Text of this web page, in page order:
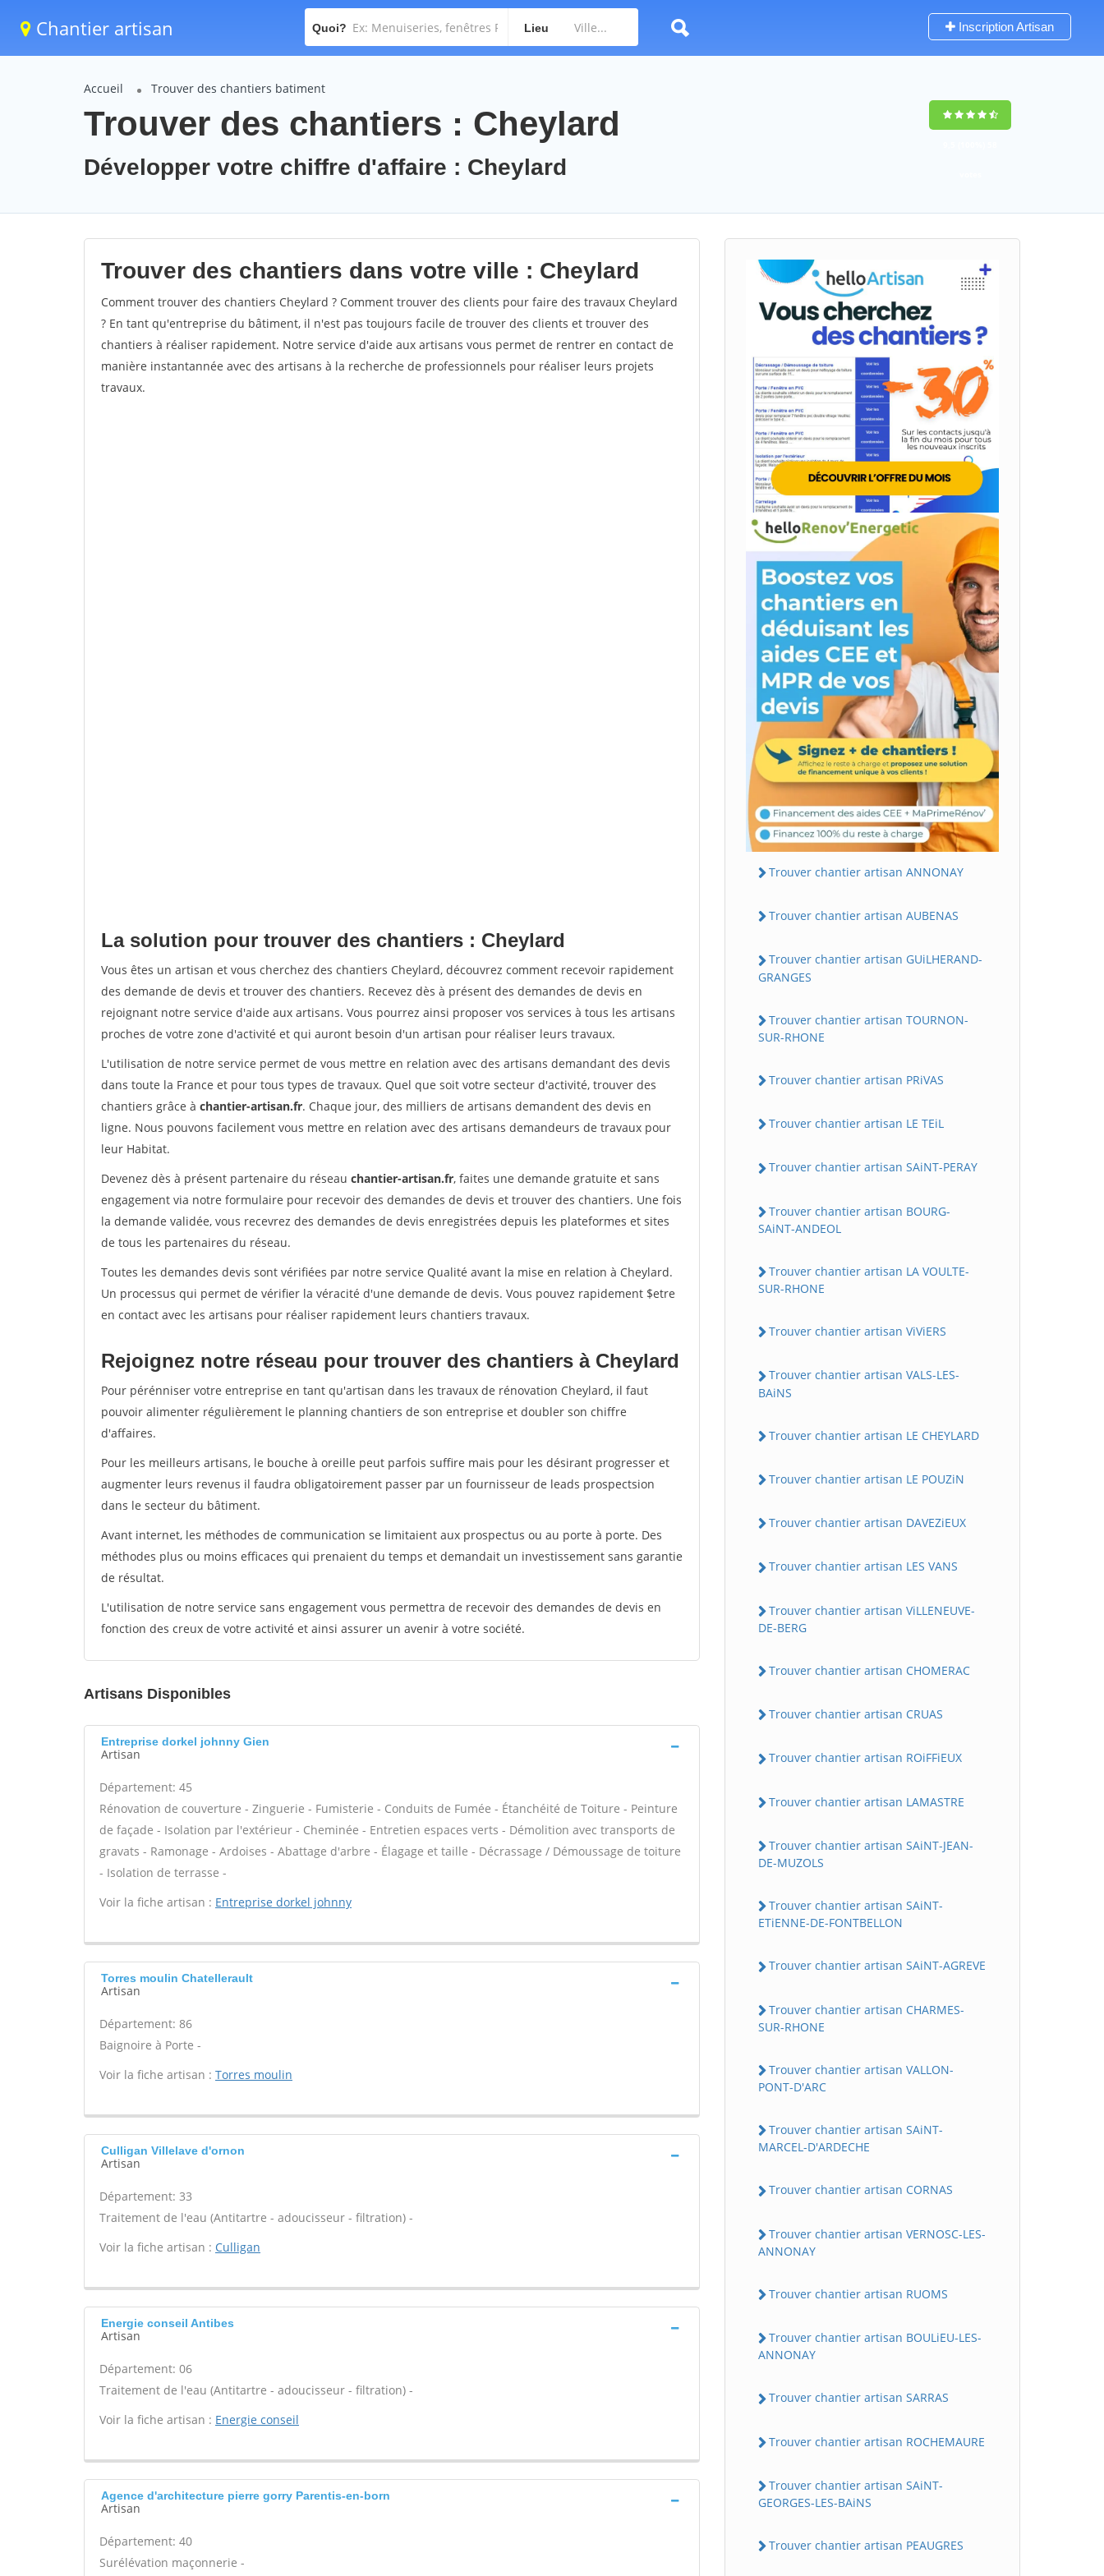
Chantier artisan Quoi? Lieu Inscription Artisan
Accueil Trouver des chantiers batiment
Trouver des chantiers : Cheylard
Développer votre chiffre d'affaire : Cheylard
Trouver des chantiers dans votre ville : Cheylard
Comment trouver des chantiers Cheylard ? Comment trouver des clients pour faire des travaux Cheylard
? En tant qu'entreprise du bâtiment, il n'est pas toujours facile de trouver des clients et trouver des
chantiers à réaliser rapidement. Notre service d'aide aux artisans vous permet de rentrer en contact de
manière instantannée avec des artisans à la recherche de professionnels pour réaliser leurs projets
travaux.
La solution pour trouver des chantiers : Cheylard
Vous êtes un artisan et vous cherchez des chantiers Cheylard, découvrez comment recevoir rapidement
des demande de devis et trouver des chantiers. Recevez dès à présent des demandes de devis en
rejoignant notre service d'aide aux artisans. Vous pourrez ainsi proposer vos services à tous les artisans
proches de votre zone d'activité et qui auront besoin d'un artisan pour réaliser leurs travaux.
L'utilisation de notre service permet de vous mettre en relation avec des artisans demandant des devis
dans toute la France et pour tous types de travaux. Quel que soit votre secteur d'activité, trouver des
chantiers grâce à chantier-artisan.fr. Chaque jour, des milliers de artisans demandent des devis en
ligne. Nous pouvons facilement vous mettre en relation avec des artisans demandeurs de travaux pour
leur Habitat.
Devenez dès à présent partenaire du réseau chantier-artisan.fr, faites une demande gratuite et sans
engagement via notre formulaire pour recevoir des demandes de devis et trouver des chantiers. Une fois
la demande validée, vous recevrez des demandes de devis enregistrées depuis les plateformes et sites
de tous les partenaires du réseau.
Toutes les demandes devis sont vérifiées par notre service Qualité avant la mise en relation à Cheylard.
Un processus qui permet de vérifier la véracité d'une demande de devis. Vous pouvez rapidement $etre
en contact avec les artisans pour réaliser rapidement leurs chantiers travaux.
Rejoignez notre réseau pour trouver des chantiers à Cheylard
Pour pérénniser votre entreprise en tant qu'artisan dans les travaux de rénovation Cheylard, il faut
pouvoir alimenter régulièrement le planning chantiers de son entreprise et doubler son chiffre
d'affaires.
Pour les meilleurs artisans, le bouche à oreille peut parfois suffire mais pour les désirant progresser et
augmenter leurs revenus il faudra obligatoirement passer par un fournisseur de leads prospectsion
dans le secteur du bâtiment.
Avant internet, les méthodes de communication se limitaient aux prospectus ou au porte à porte. Des
méthodes plus ou moins efficaces qui prenaient du temps et demandait un investissement sans garantie
de résultat.
L'utilisation de notre service sans engagement vous permettra de recevoir des demandes de devis en
fonction des creux de votre activité et ainsi assurer un avenir à votre société.
Artisans Disponibles
Entreprise dorkel johnny Gien
Artisan
Département: 45
Rénovation de couverture - Zinguerie - Fumisterie - Conduits de Fumée - Étanchéité de Toiture - Peinture
de façade - Isolation par l'extérieur - Cheminée - Entretien espaces verts - Démolition avec transports de
gravats - Ramonage - Ardoises - Abattage d'arbre - Élagage et taille - Décrassage / Démoussage de toiture
- Isolation de terrasse -
Voir la fiche artisan : Entreprise dorkel johnny
Torres moulin Chatellerault
Artisan
Département: 86
Baignoire à Porte -
Voir la fiche artisan : Torres moulin
Culligan Villelave d'ornon
Artisan
Département: 33
Traitement de l'eau (Antitartre - adoucisseur - filtration) -
Voir la fiche artisan : Culligan
Energie conseil Antibes
Artisan
Département: 06
Traitement de l'eau (Antitartre - adoucisseur - filtration) -
Voir la fiche artisan : Energie conseil
Agence d'architecture pierre gorry Parentis-en-born
Artisan
Département: 40
Surélévation maçonnerie -
Trouver chantier artisan ANNONAY
Trouver chantier artisan AUBENAS
Trouver chantier artisan GUiLHERAND-
GRANGES
Trouver chantier artisan TOURNON-
SUR-RHONE
Trouver chantier artisan PRiVAS
Trouver chantier artisan LE TEiL
Trouver chantier artisan SAiNT-PERAY
Trouver chantier artisan BOURG-
SAiNT-ANDEOL
Trouver chantier artisan LA VOULTE-
SUR-RHONE
Trouver chantier artisan ViViERS
Trouver chantier artisan VALS-LES-
BAiNS
Trouver chantier artisan LE CHEYLARD
Trouver chantier artisan LE POUZiN
Trouver chantier artisan DAVEZiEUX
Trouver chantier artisan LES VANS
Trouver chantier artisan ViLLENEUVE-
DE-BERG
Trouver chantier artisan CHOMERAC
Trouver chantier artisan CRUAS
Trouver chantier artisan ROiFFiEUX
Trouver chantier artisan LAMASTRE
Trouver chantier artisan SAiNT-JEAN-
DE-MUZOLS
Trouver chantier artisan SAiNT-
ETiENNE-DE-FONTBELLON
Trouver chantier artisan SAiNT-AGREVE
Trouver chantier artisan CHARMES-
SUR-RHONE
Trouver chantier artisan VALLON-
PONT-D'ARC
Trouver chantier artisan SAiNT-
MARCEL-D'ARDECHE
Trouver chantier artisan CORNAS
Trouver chantier artisan VERNOSC-LES-
ANNONAY
Trouver chantier artisan RUOMS
Trouver chantier artisan BOULiEU-LES-
ANNONAY
Trouver chantier artisan SARRAS
Trouver chantier artisan ROCHEMAURE
Trouver chantier artisan SAiNT-
GEORGES-LES-BAiNS
Trouver chantier artisan PEAUGRES